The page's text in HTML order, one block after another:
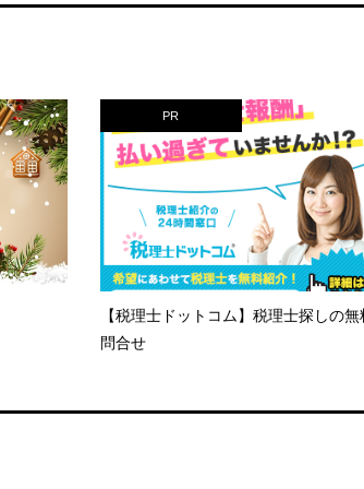
PR
【税理士ドットコム】税理士探しの無
問合せ